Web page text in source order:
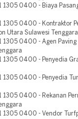
1305 0400 - Biaya
1305 0400 - Kontraktor
Utara Sulawesi Tenggara
1305 0400 - Agen
1305 0400 - Penyedia
1305 0400 - Penyedia
1305 0400 - Rekanan
1305 0400 - Vendor